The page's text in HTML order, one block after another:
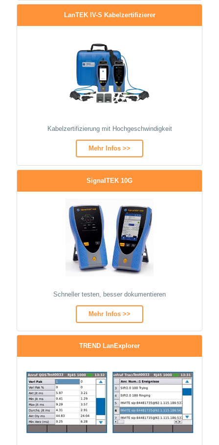
LanTEK IV-S Kabelzertifizierer
Kabelzertifizierung mit Hochgeschwindigkeit
Mehr Infos >>
SignalTEK 10G
Schneller testen, besser dokumentieren
Mehr Infos >>
TREND LanExplorer